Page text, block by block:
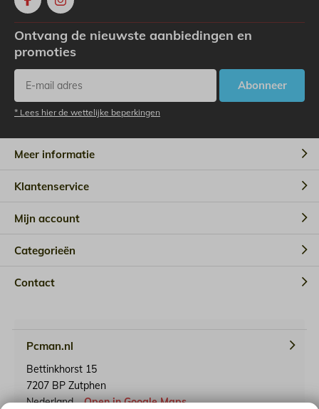
Ontvang de nieuwste aanbiedingen en
promoties
Abonneer
* Lees hier de wettelijke beperkingen
Meer informatie
Klantenservice
Mijn account
Categorieën
Contact
Pcman.nl
Bettinkhorst 15
7207 BP Zutphen
Nederland
Open in Google Maps